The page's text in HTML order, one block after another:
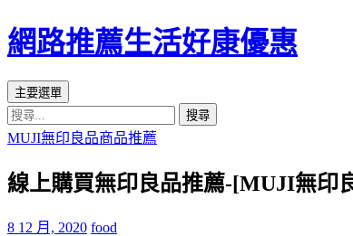
網路推薦生活好康優惠
搜
尋
主要選單
主
內
區
搜
尋
鍵
MUJI無印良品商品推薦
線上購買無印良品推薦-[MUJI無印
8 12 月, 2020 food